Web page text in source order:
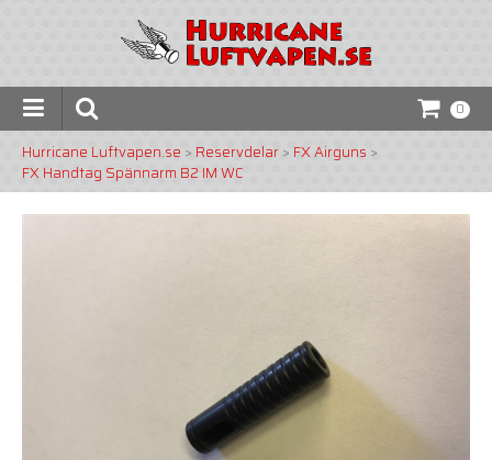
0
Hurricane Luftvapen.se > Reservdelar> FX Airguns >
FX Handtag Spännarm B2 IM WC